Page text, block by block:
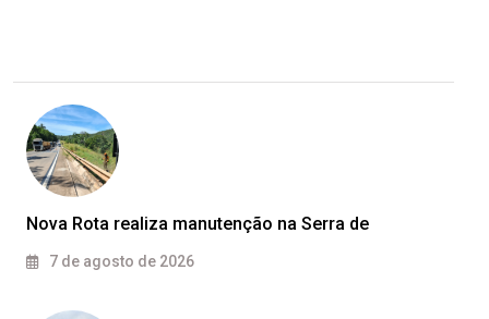
Nova Rota realiza manutenção na Serra de
7 de agosto de 2026